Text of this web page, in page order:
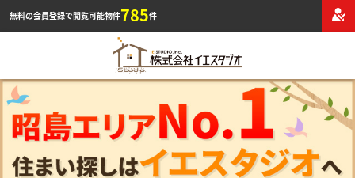
無料の会員登録で閲覧可能物件785件